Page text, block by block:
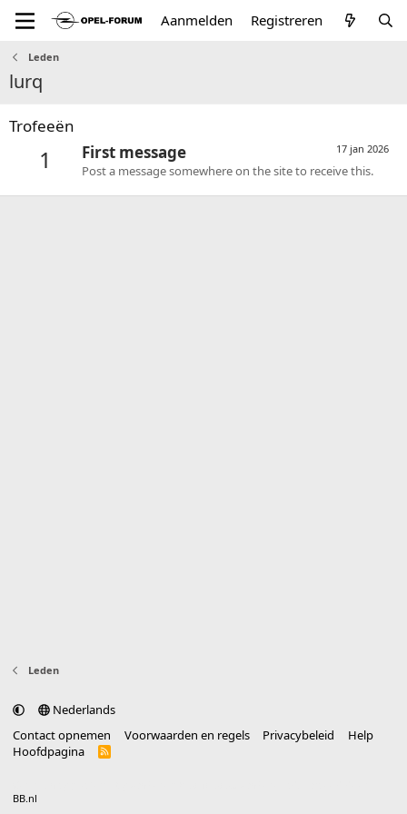
Aanmelden Registreren
Leden
lurq
Trofeeën
1 17 jan 2026
First message
Post a message somewhere on the site to receive this.
Leden
Nederlands
Contact opnemen
Voorwaarden en regels Privacybeleid
Help
Hoofdpagina
R
BB.nl